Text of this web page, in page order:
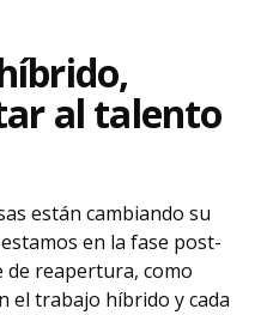
al talento
están cambiando su
en la fase post-
de reapertura, como
el trabajo híbrido y cada